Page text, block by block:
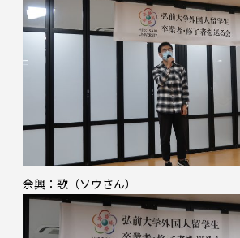
余興：歌（ソウさん）